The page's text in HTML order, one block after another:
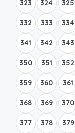
323 324 325
332 333 334
341 342 343
350 351 352
359 360 361
368 369 370
377 378 379